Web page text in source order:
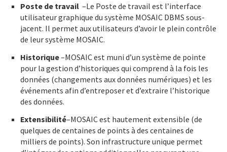
Poste de travail –Le Poste de travail est l’interface
utilisateur graphique du système MOSAIC DBMS sous-
jacent. Il permet aux utilisateurs d’avoir le plein contrôle
de leur système MOSAIC.
Historique–MOSAIC est muni d’un système de pointe
pour la gestion d’historiques qui comprend à la fois les
données (changements aux données numériques) et les
événements afin d’entreposer et d’extraire l’historique
des données.
Extensibilité–MOSAIC est hautement extensible (de
quelques de centaines de points à des centaines de
milliers de points). Son infrastructure unique permet